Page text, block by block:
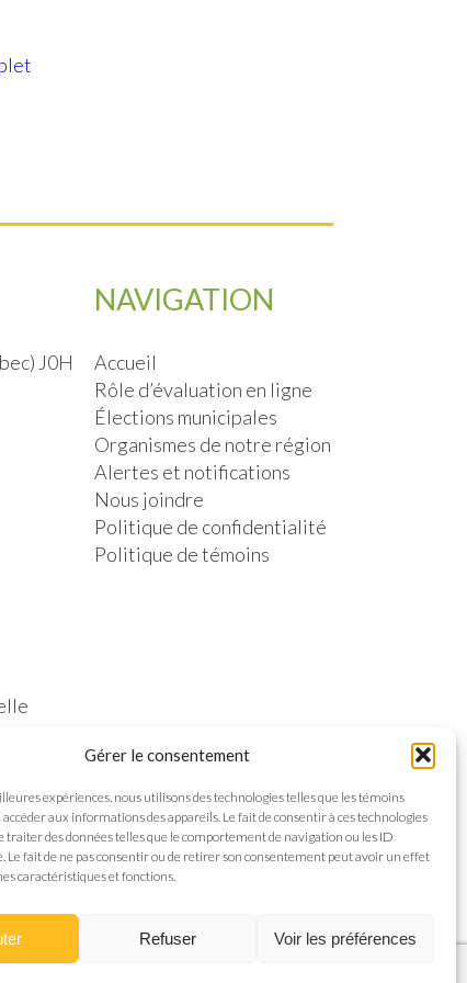
Gérer le consentement
expériences, nous utilisons des technologies telles que les témoins
aux informations des appareils. Le fait de consentir à ces technologies
traiter des données telles que le comportement de navigation ou les ID
Le fait de ne pas consentir ou de retirer son consentement peut avoir un effet
caractéristiques et fonctions.
Refuser Voir les préférences
NAVIGATION
Accueil
Rôle d’évaluation en ligne
Élections municipales
Organismes de notre région
Alertes et notifications
Nous joindre
Politique de confidentialité
Politique de témoins
J0H
web Communication par l'image